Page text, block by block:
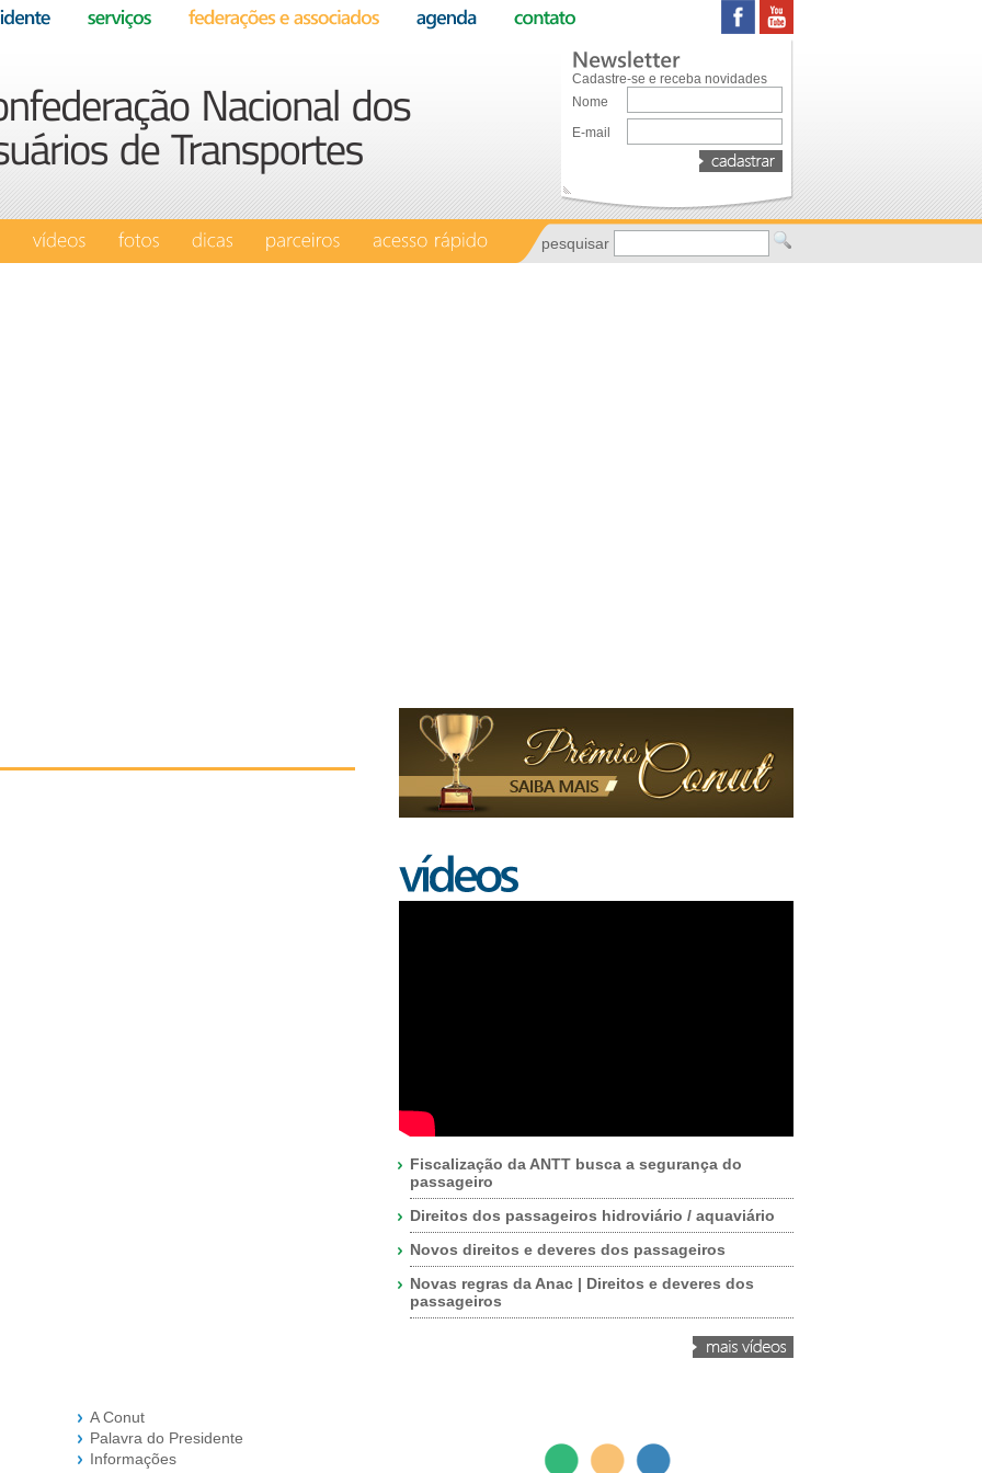
Cadastre-se e receba novidades
Nome
E-mail
pesquisar
Fiscalização da ANTT busca a segurança do
passageiro
Direitos dos passageiros hidroviário / aquaviário
Novos direitos e deveres dos passageiros
Novas regras da Anac | Direitos e deveres dos
passageiros
A Conut
Palavra do Presidente
Informações